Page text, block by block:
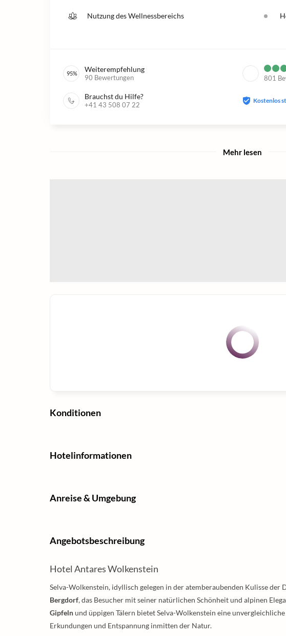
Nutzung des Wellnessbereichs
95% Weiterempfehlung
90 Bewertungen 801
Brauchst du Hilfe?
+41 43 508 07 22
Kostenlos
Mehr lesen
Konditionen
Hotelinformationen
Anreise & Umgebung
Angebotsbeschreibung
Hotel Antares Wolkenstein
Selva-Wolkenstein, idyllisch gelegen in der atemberaubenden Kulisse der
Bergdorf, das Besucher mit seiner natürlichen Schönheit und alpinen
Gipfelnund üppigen Tälern bietet Selva-Wolkenstein eine
Erkundungen und Entspannung inmitten der Natur.